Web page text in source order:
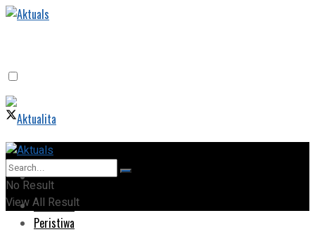
Home
Peristiwa
Home
Peristiwa
No Result
View All Result